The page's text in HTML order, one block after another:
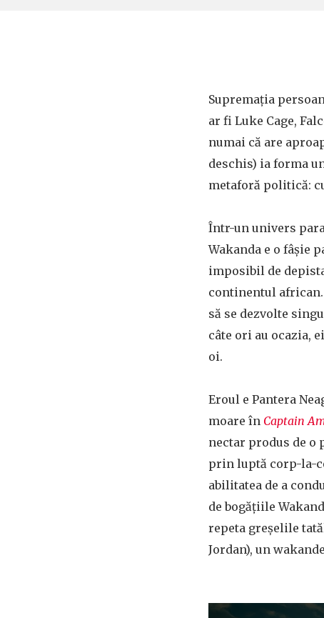
Supremația
ar fi Luke Cage,
numai că are
deschis) ia forma
metaforă politică:
Într-un univers
Wakanda e o fâșie
imposibil de
continentul african.
să se dezvolte
câte ori au ocazia,
oi.
Eroul e Pantera
moare în Captain
nectar produs de o
prin luptă corp-la-
abilitatea de a
de bogățiile
repeta greșelile
Jordan), un